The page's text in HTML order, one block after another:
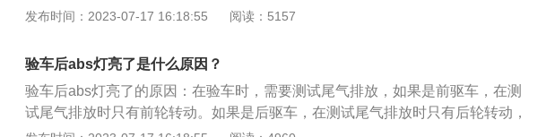
用手指将刹车开关连杆往下推到底，再放松刹车踏板，完成自我设定位置；更换
防抱死制动系统故障，紧急制动时如果车轮抱死，车辆会失控打滑，使驾驶员无
法减速或调整车辆行驶轨迹，安全隐患较大。
头是否间隙变大；更换ABS或ABS/ASR计算机。状态4：ABS警告灯高速行驶亮
别太大；轮胎规格不正确或钢圈规格不正确。处理方案：参考车辆轮胎规格及钢
圈规格，参考油箱盖旁的贴铁。状态5：ABS警告灯间间歇性亮起。原因：刹车
灯开关调整不当；刹车灯内部接触不良。处理方案：引擎发动，踏下刹车踏板，
调节，使abs系统功能丧失，如果电脑发生故障abs将不能正常工作。abs的启动
s必然不能正常工作。传感器传感插头脏污或者传感器的空气间隙没有达到要求，
都会使传感器工作不良。如abs车速传感器感应部分被泥土、泥浆等其他污染源
覆盖，影响传感器感应相应的车速信号。
发布时间：2023-07-17 16:18:55 阅读：5157
验车后abs灯亮了是什么原因？
验车后abs灯亮了的原因：在验车时，需要测试尾气排放，如果是前驱车，在测
试尾气排放时只有前轮转动。如果是后驱车，在测试尾气排放时只有后轮转动，